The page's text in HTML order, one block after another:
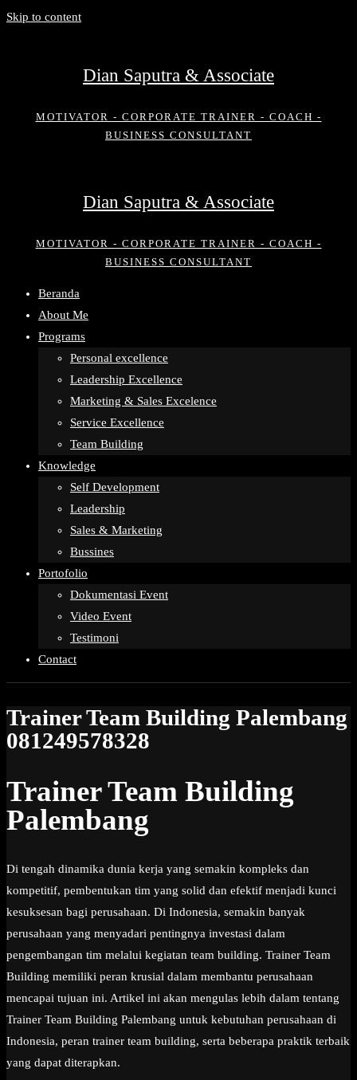
Skip to content
Dian Saputra & Associate
MOTIVATOR - CORPORATE TRAINER - COACH -
BUSINESS CONSULTANT
Dian Saputra & Associate
MOTIVATOR - CORPORATE TRAINER - COACH -
BUSINESS CONSULTANT
Beranda
About Me
Programs
Personal excellence
Leadership Excellence
Marketing & Sales Excelence
Service Excellence
Team Building
Knowledge
Self Development
Leadership
Sales & Marketing
Bussines
Portofolio
Dokumentasi Event
Video Event
Testimoni
Contact
Trainer Team Building Palembang
081249578328
Trainer Team Building
Palembang
Di tengah dinamika dunia kerja yang semakin kompleks dan
kompetitif, pembentukan tim yang solid dan efektif menjadi kunci
kesuksesan bagi perusahaan. Di Indonesia, semakin banyak
perusahaan yang menyadari pentingnya investasi dalam
pengembangan tim melalui kegiatan team building. Trainer Team
Building memiliki peran krusial dalam membantu perusahaan
mencapai tujuan ini. Artikel ini akan mengulas lebih dalam tentang
Trainer Team Building Palembang untuk kebutuhan perusahaan di
Indonesia, peran trainer team building, serta beberapa praktik terbaik
yang dapat diterapkan.